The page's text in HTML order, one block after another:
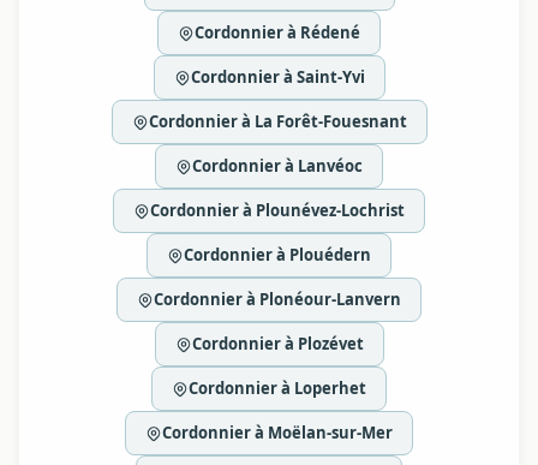
Cordonnier à Rédené
Cordonnier à Saint-Yvi
Cordonnier à La Forêt-Fouesnant
Cordonnier à Lanvéoc
Cordonnier à Plounévez-Lochrist
Cordonnier à Plouédern
Cordonnier à Plonéour-Lanvern
Cordonnier à Plozévet
Cordonnier à Loperhet
Cordonnier à Moëlan-sur-Mer